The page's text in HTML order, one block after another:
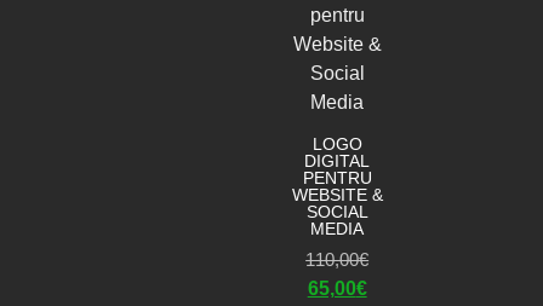
LOGO
DIGITAL
PENTRU
WEBSITE &
SOCIAL
MEDIA
110,00€
65,00€